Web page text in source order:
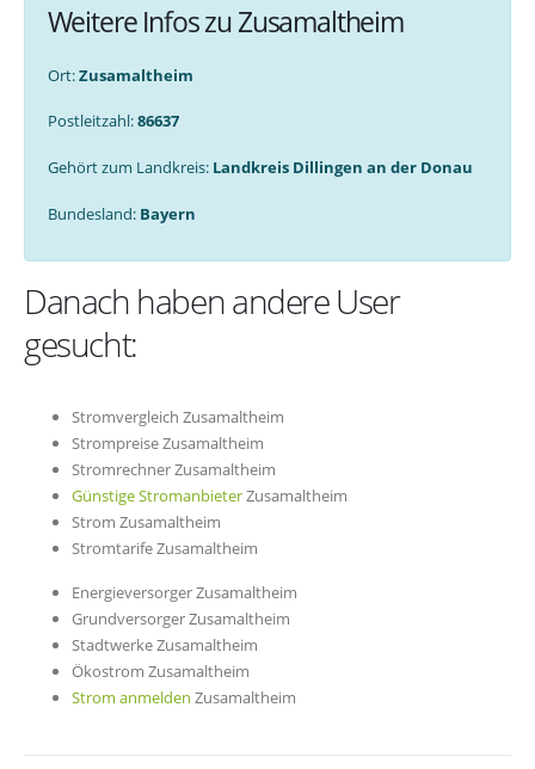
Weitere Infos zu Zusamaltheim
Ort:Zusamaltheim
Postleitzahl:86637
Gehört zum Landkreis: Landkreis Dillingen an der Donau
Bundesland: Bayern
Danach haben andere User
gesucht:
Stromvergleich Zusamaltheim
Strompreise Zusamaltheim
Stromrechner Zusamaltheim
Günstige StromanbieterZusamaltheim
Strom Zusamaltheim
Stromtarife Zusamaltheim
Energieversorger Zusamaltheim
Grundversorger Zusamaltheim
Stadtwerke Zusamaltheim
Ökostrom Zusamaltheim
Strom anmelden Zusamaltheim